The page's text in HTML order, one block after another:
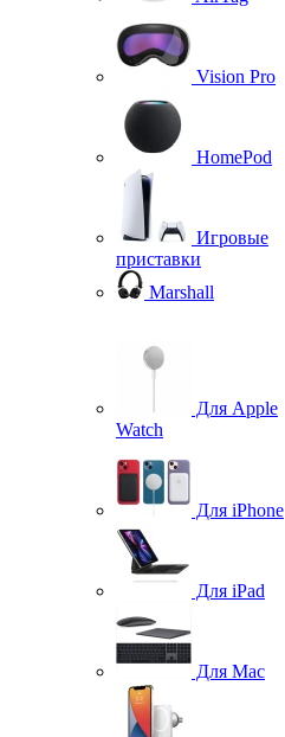
Vision Pro
HomePod
Игровые
приставки
Marshall
Для Apple
Watch
Для iPhone
Для iPad
Для Mac